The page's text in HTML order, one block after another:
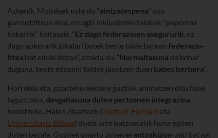
Azkenik, Moisések uste du “aintzatespena” oso
garrantzitsua dela, errugbi inklusiboko taldeak “paperean
bakarrik” baitaude. “Ez dago federazioen asegururik, ez
dago aukerarik jokalari batek beste talde batean federazio-
fitxa bat eduki dezan”, azaldu du. “Normaltasuna da behar
duguna, beste edozein taldek jasotzen duen babes berbera”.
Hori dela eta, gizarteko sektore guztiak animatzen ditu haiei
laguntzera, desgaitasuna duten pertsonen integrazioa
hobetzeko. Haien elkarteek (Gaztedi, Hernani eta
Universitario Bilbao) duela urte batzuetatik hona egiten
duten bezala. Guztiek onartu zuten erantzukizun-zati bat gai